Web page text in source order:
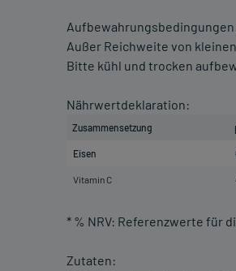
Außer Reichweite von
Bitte kühl und trocken
Nährwertdeklaration:
Zusammensetzung
Eisen
Vitamin C
* % NRV: Referenzwerte für
Zutaten: